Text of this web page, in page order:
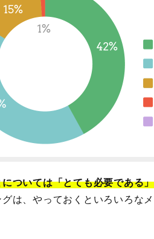
ついては「とても必要である
は、やっておくといろいろな